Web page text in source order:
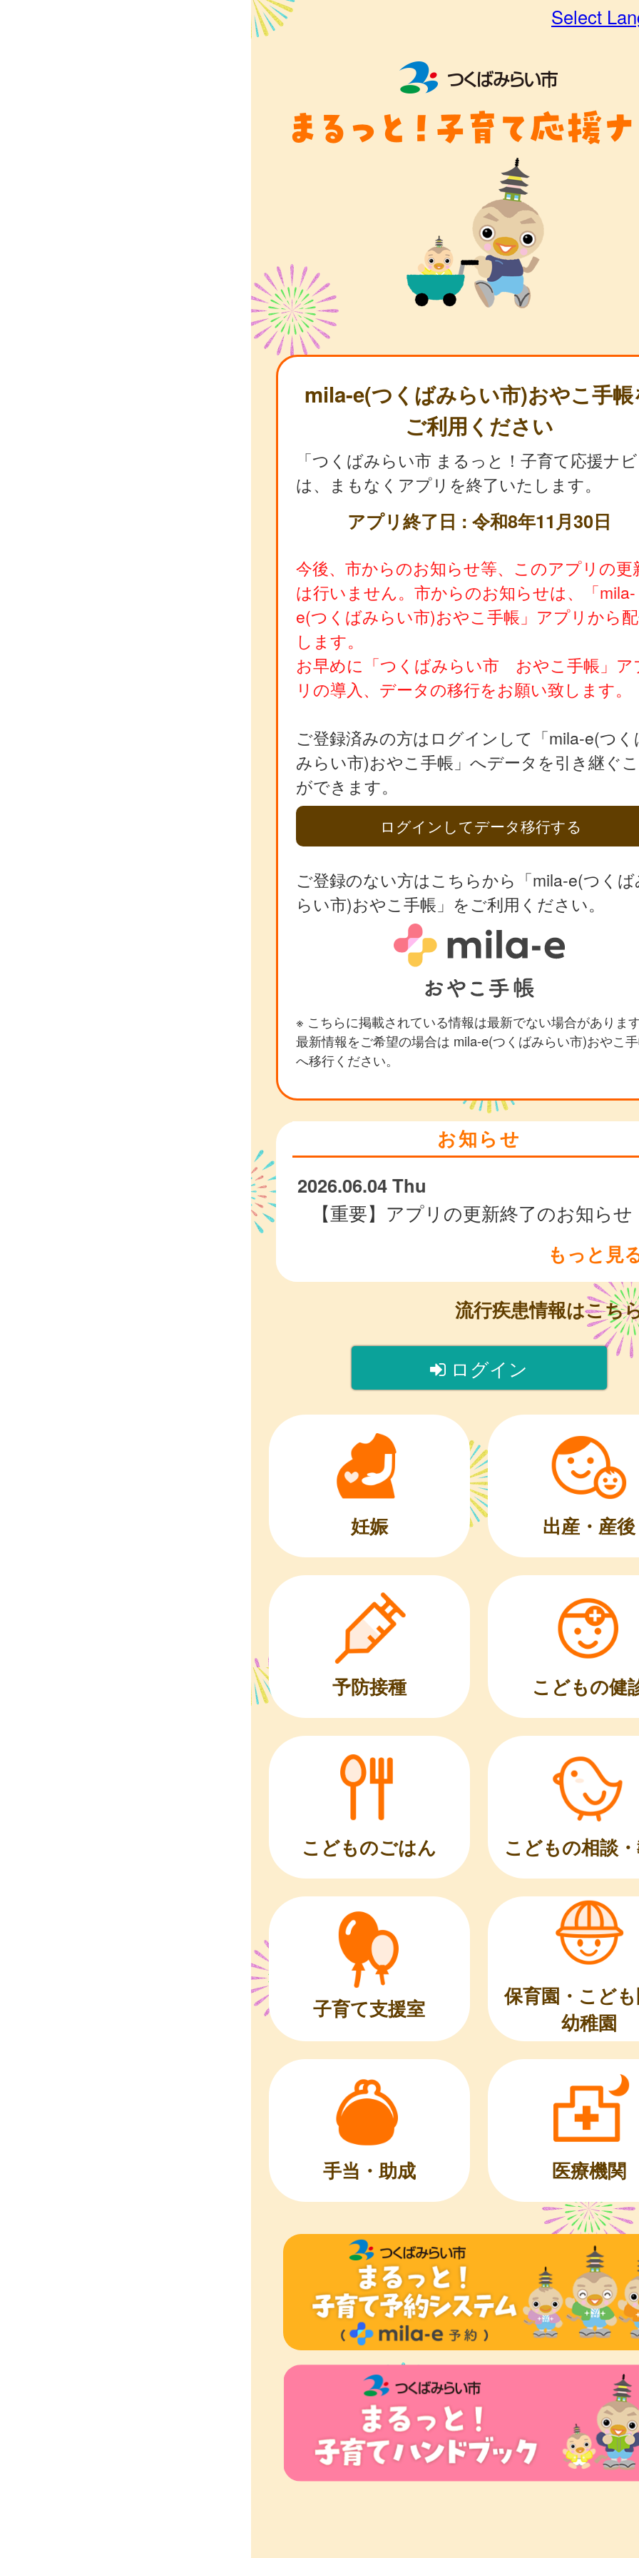
Select
mila-e(つくばみらい市)おやこ手帳
ご利用ください
「つくばみらい市 まるっと！子育て応援ナ
は、まもなくアプリを終了いたします。
アプリ終了日 : 令和8年11月30日
今後、市からのお知らせ等、このアプリの更
は行いません。市からのお知らせは、「mila-
e(つくばみらい市)おやこ手帳」アプリから
します。
お早めに「つくばみらい市 おやこ手帳」ア
リの導入、データの移行をお願い致します。
ご登録済みの方はログインして「mila-e(つく
みらい市)おやこ手帳」へデータを引き継ぐ
ができます。
ログインしてデータ移行する
ご登録のない方はこちらから「mila-e(つく
らい市)おやこ手帳」をご利用ください。
※ こちらに掲載されている情報は最新でない場合がありま
最新情報をご希望の場合は mila-e(つくばみらい市)おやこ
へ移行ください。
お知らせ
2026.06.04 Thu
【重要】アプリの更新終了のお知らせ
もっと見
流行疾患情報はこち
ログイン
妊娠 出産・産後
予防接種 こどもの健
こどものごはん こどもの相談
子育て支援室
保育園・こど
幼稚園
手当・助成 医療機関